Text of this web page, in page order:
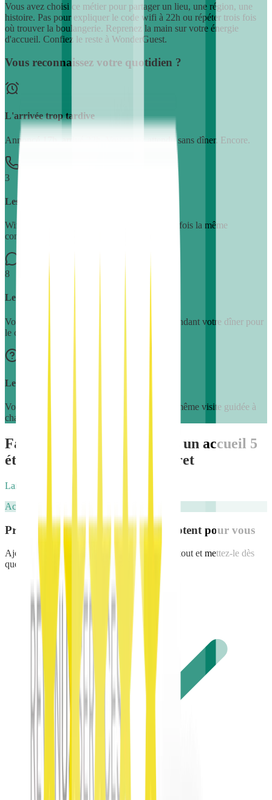
Vous avez choisi ce métier pour partager un lieu, une région, une
histoire. Pas pour expliquer le code wifi à 22h ou répéter trois fois
où trouver la boulangerie. Reprenez la main sur votre énergie
d'accueil. Confiez le reste à WonderGuest.
Vous reconnaissez votre quotidien ?
L'arrivée trop tardive
Annoncé 17h, arrivé 22h. Vous avez attendu sans dîner. Encore.
3
Les mêmes questions, en boucle
Wifi, boulangerie, parking, poêle. Trois cents fois la même
conversation par saison.
8
Le téléphone qui sonne la nuit
Vous vivez sur place. Le voyageur appelle pendant votre dîner pour
le code wifi.
Le tour du propriétaire, à chaque check-in
Vous expliquez le poêle, le jacuzzi, le tri. La même visite guidée à
chaque arrivée.
Faites vivre à vos voyageurs un accueil 5
étoiles dont vous avez le secret
Laissez les questions récurrentes à votre livret
Activité & Restaurants
Présentez les informations qui comptent pour vous
Ajoutez des sections illimitées, personnalisez tout et mettez-le dès
que vous le souhaitez.